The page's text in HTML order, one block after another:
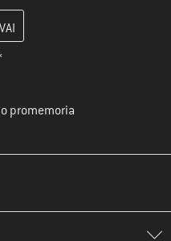
crea il tuo account cliente
promemoria